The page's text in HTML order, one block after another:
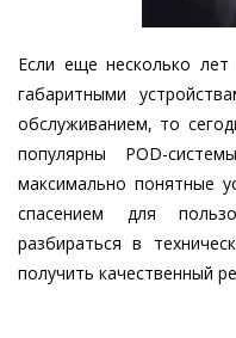
Если еще несколько лет
габаритными
обслуживанием, то
популярны POD-
максимально понятные
спасением для
разбираться в
получить качественный